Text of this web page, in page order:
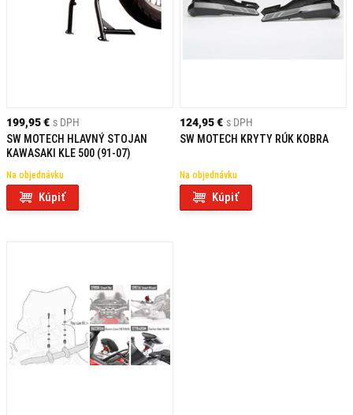
199,95 € s DPH
SW MOTECH HLAVNÝ STOJAN
KAWASAKI KLE 500 (91-07)
Na objednávku
Kúpiť
124,95 € s DPH
SW MOTECH KRYTY RÚK KOBRA
Na objednávku
Kúpiť